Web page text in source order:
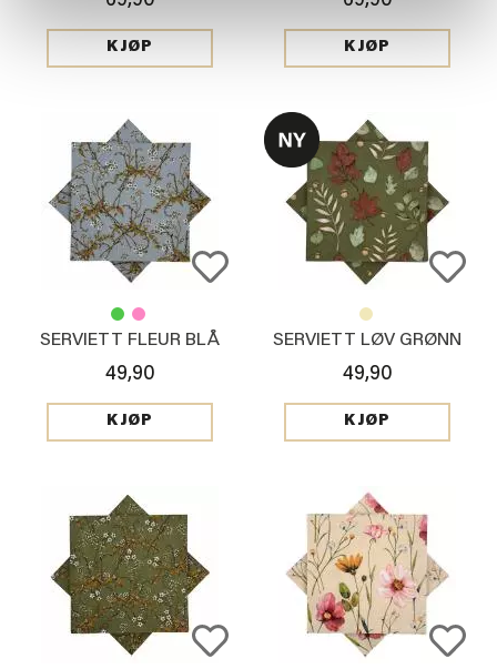
KJØP KJØP
SERVIETT FLEUR BLÅ
49,90
KJØP
SERVIETT LØV GRØNN
49,90
KJØP